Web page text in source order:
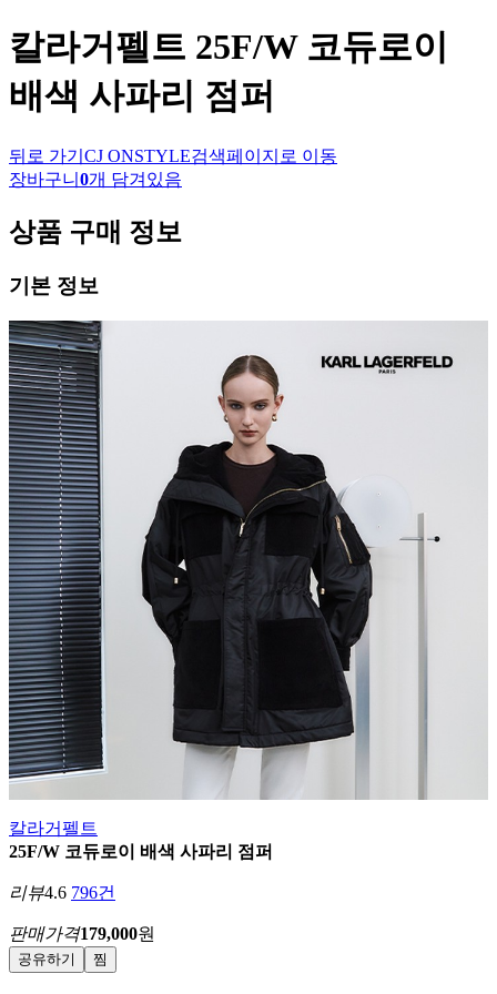
칼라거펠트 25F/W 코듀로이
배색 사파리 점퍼
뒤로 가기 CJ ONSTYLE검색페이지로 이동
장바구니 0개 담겨있음
상품 구매 정보
기본 정보
칼라거펠트
25F/W 코듀로이 배색 사파리 점퍼
리뷰4.6 796건
판매가격179,000원
공유하기 찜